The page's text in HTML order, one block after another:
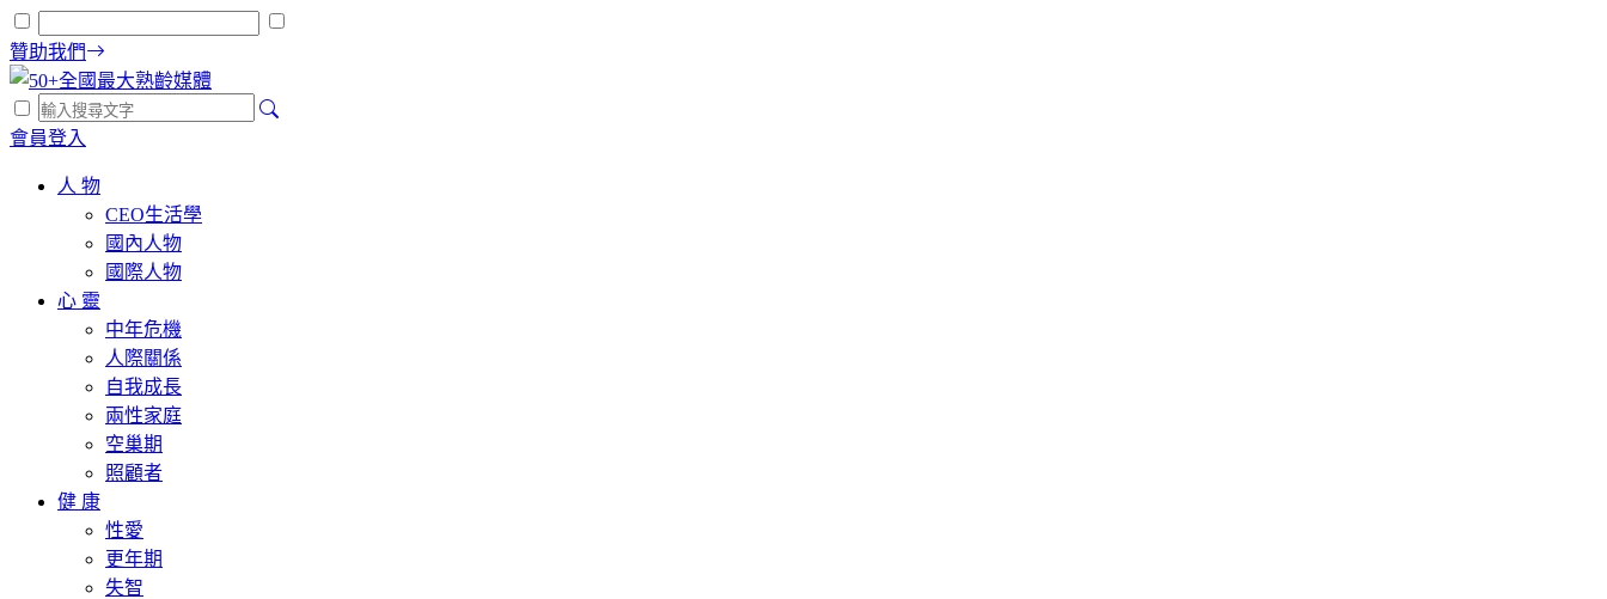
贊助我們
會員登入
人 物
CEO生活學
國內人物
國際人物
心 靈
中年危機
人際關係
自我成長
兩性家庭
空巢期
照顧者
健 康
性愛
更年期
失智